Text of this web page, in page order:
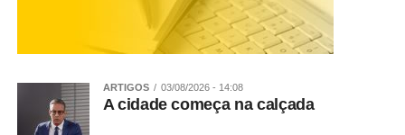
ARTIGOS 03/08/2026 - 14:08
A cidade começa na calçada